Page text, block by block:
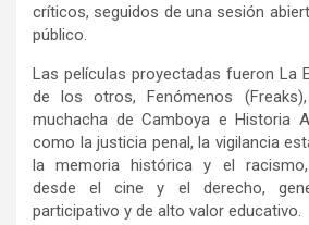
críticos, seguidos de una sesión
público.
Las películas proyectadas fueron La
de los otros, Fenómenos
muchacha de Camboya e Historia
como la justicia penal, la vigilancia
la memoria histórica y el
desde el cine y el derecho,
participativo y de alto valor educativo.